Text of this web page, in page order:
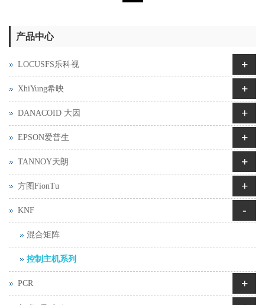
产品中心
LOCUSFS乐科视 +
XhiYung希映 +
DANACOID 大因 +
EPSON爱普生 +
TANNOY天朗 +
方图FionTu +
KNF -
混合矩阵
控制主机系列
PCR +